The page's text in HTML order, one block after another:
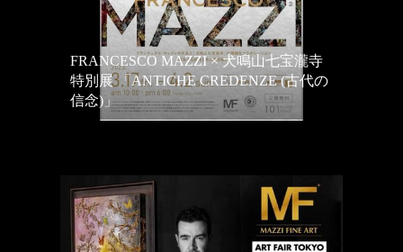
FRANCESCO MAZZI × 犬鳴山七宝瀧寺
特別展 「ANTICHE CREDENZE (古代の
信念)」